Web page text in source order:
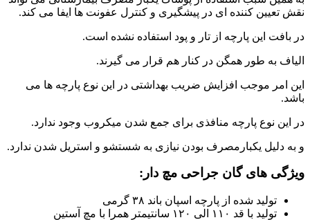
نقش تعیین کننده ای در پیشگیری و کنترل عفونت ها ایفا می کند.
در بافت این پارچه از تار و پود استفاده نشده است.
الیاف به طور همگن در کنار هم قرار می گیرند.
این امر موجب افزایش ضریب بهداشتی در این نوع پارچه ها می
باشد.
در این نوع پارچه منافذی برای جمع شدن میکروب وجود ندارد.
و به دلیل یکبارمصرف بودن نیازی به شستشو و استریل شدن ندارد.
ویژگی های گان جراحی مچ دار:
تولید شده از پارچه اسپان باند ۳۸ گرمی
تولید با قد ۱۱۰ الی ۱۲۰ سانتیمتر همرا با مچ آستین